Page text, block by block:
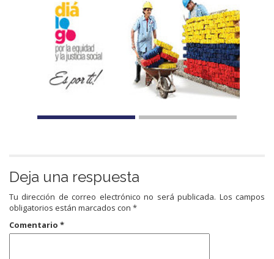
Deja una respuesta
Tu dirección de correo electrónico no será publicada. Los campos
obligatorios están marcados con *
Comentario *